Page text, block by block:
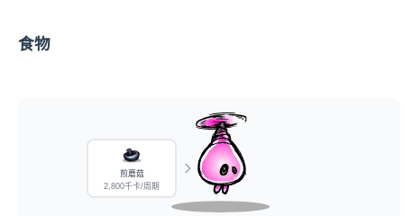
食物
煎蘑菇
2,800千卡/周期